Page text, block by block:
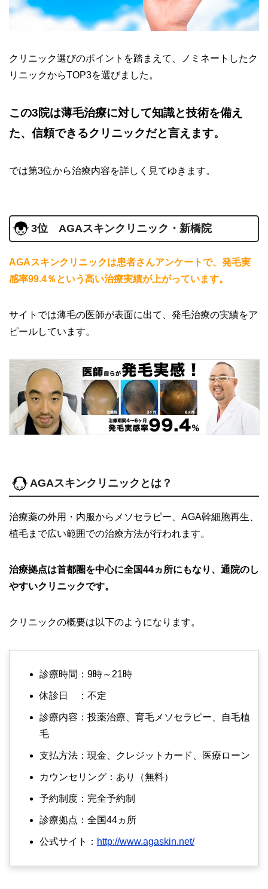
クリニック選びのポイントを踏まえて、ノミネートしたク
リニックからTOP3を選びました。
この3院は薄毛治療に対して知識と技術を備え
た、信頼できるクリニックだと言えます。
では第3位から治療内容を詳しく見てゆきます。
3位 AGAスキンクリニック・新橋院
AGAスキンクリニックは患者さんアンケートで、発毛実
感率99.4％という高い治療実績が上がっています。
サイトでは薄毛の医師が表面に出て、発毛治療の実績をア
ピールしています。
AGAスキンクリニックとは？
治療薬の外用・内服からメソセラピー、AGA幹細胞再生、
植毛まで広い範囲での治療方法が行われます。
治療拠点は首都圏を中心に全国44ヵ所にもなり、通院のし
やすいクリニックです。
クリニックの概要は以下のようになります。
診療時間：9時～21時
休診日 ：不定
診療内容：投薬治療、育毛メソセラピー、自毛植
毛
支払方法：現金、クレジットカード、医療ローン
カウンセリング：あり（無料）
予約制度：完全予約制
診療拠点：全国44ヵ所
公式サイト： http://www.agaskin.net/